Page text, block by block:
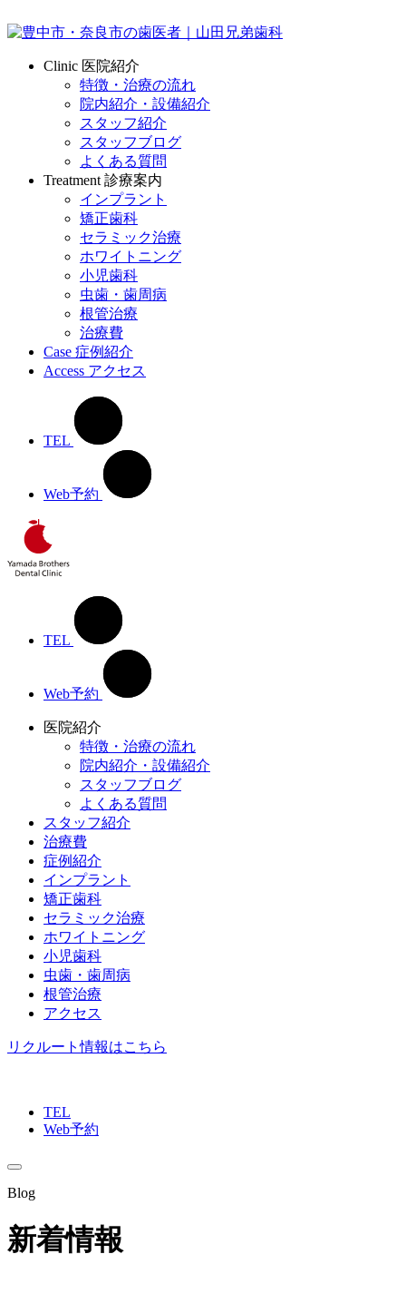
Clinic 医院紹介
特徴・治療の流れ
院内紹介・設備紹介
スタッフ紹介
スタッフブログ
よくある質問
Treatment 診療案内
インプラント
矯正歯科
セラミック治療
ホワイトニング
小児歯科
虫歯・歯周病
根管治療
治療費
Case 症例紹介
Access アクセス
TEL
Web予約
TEL
Web予約
医院紹介
特徴・治療の流れ
院内紹介・設備紹介
スタッフブログ
よくある質問
スタッフ紹介
治療費
症例紹介
インプラント
矯正歯科
セラミック治療
ホワイトニング
小児歯科
虫歯・歯周病
根管治療
アクセス
リクルート情報はこちら
TEL
Web予約
Blog
新着情報